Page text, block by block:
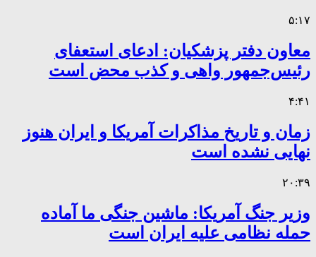
۵:۱۷
معاون دفتر پزشکیان: ادعای استعفای
رئیس‌جمهور واهی و کذب محض است
۴:۴۱
زمان و تاریخ مذاکرات آمریکا و ایران هنوز
نهایی نشده است
۲۰:۳۹
وزیر جنگ آمریکا: ماشین جنگی ما آماده
حمله نظامی علیه ایران است